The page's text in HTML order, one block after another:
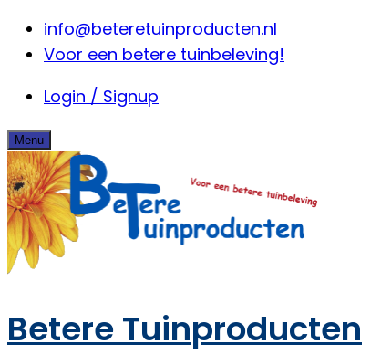
Skip info@beteretuinproducten.nl
Voor een betere tuinbeleving!
Login / Signup
Menu
Betere Tuinproducten